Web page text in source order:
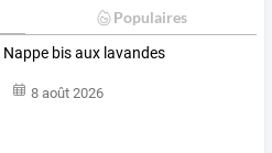
Populaires
Nappe bis aux lavandes
8 août 2026